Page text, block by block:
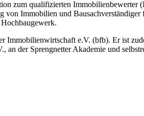
zum qualifizierten Immobilienbewerter
Immobilien und Bausachverständiger
Immobilienwirtschaft e.V. (bfb). Er ist
an der Sprengnetter Akademie und